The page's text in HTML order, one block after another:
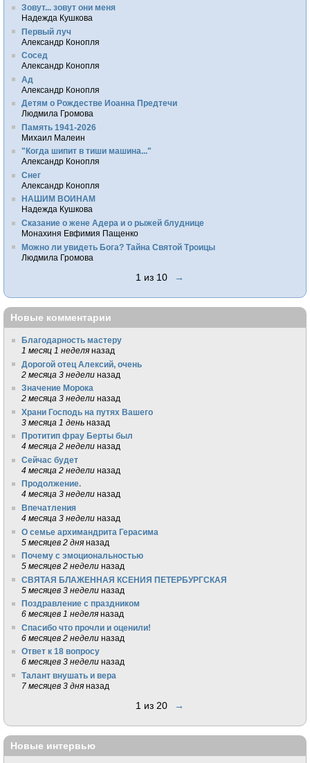
Зовут... зовут они меня
Надежда Кушкова
Первый луч
Александр Конопля
Сосед
Александр Конопля
Ад
Александр Конопля
Детям о Рождестве Иоанна Предтечи
Людмила Громова
Память 1941-2026
Михаил Малеин
"Когда шипит в тиши машина..."
Александр Конопля
Снег
Александр Конопля
НАШИМ ВОИНАМ
Надежда Кушкова
Сказание о жене Адера и о рыжей блуднице
Монахиня Евфимия Пащенко
Можно ли увидеть Бога? Тайна Святой Троицы
Людмила Громова
1 из 10 →
Новые комментарии
Благодарность мастеру
1 месяц 1 неделя назад
Дорогой отец Алексий, очень
2 месяца 3 недели назад
Значение Морока
2 месяца 3 недели назад
Храни Господь на путях Вашего
3 месяца 1 день назад
Протитип фрау Берты был
4 месяца 2 недели назад
Сейчас будет
4 месяца 2 недели назад
Продолжение.
4 месяца 3 недели назад
Впечатления
4 месяца 3 недели назад
О семье архимандрита Герасима
5 месяцев 2 дня назад
Почему с эмоциональностью
5 месяцев 2 недели назад
СВЯТАЯ БЛАЖЕННАЯ КСЕНИЯ ПЕТЕРБУРГСКАЯ
5 месяцев 3 недели назад
Поздравление с праздником
6 месяцев 1 неделя назад
Спасибо что прочли и оценили!
6 месяцев 2 недели назад
Ответ к 18 вопросу
6 месяцев 3 недели назад
Талант внушать и вера
7 месяцев 3 дня назад
1 из 20 →
Новые интервью